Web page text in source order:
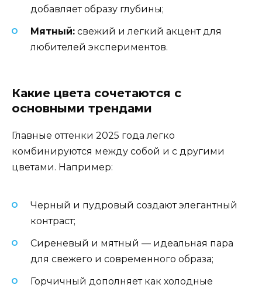
добавляет образу глубины;
Мятный: свежий и легкий акцент для
любителей экспериментов.
Какие цвета сочетаются с
основными трендами
Главные оттенки 2025 года легко
комбинируются между собой и с другими
цветами. Например:
Черный и пудровый создают элегантный
контраст;
Сиреневый и мятный — идеальная пара
для свежего и современного образа;
Горчичный дополняет как холодные